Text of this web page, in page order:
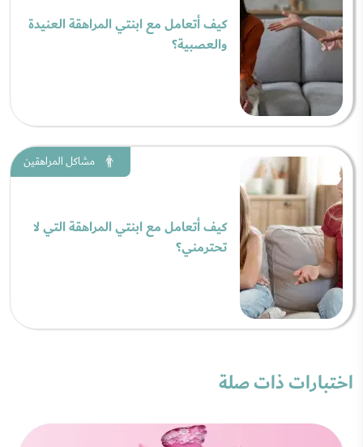
كيف أتعامل مع ابنتي المراهقة العنيدة
والعصبية؟
مشاكل المراهقين
كيف أتعامل مع ابنتي المراهقة التي لا
تحترمني؟
اختبارات ذات صلة